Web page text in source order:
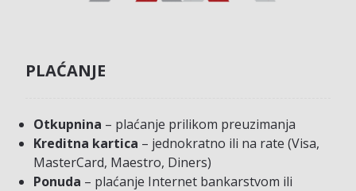
PLAĆANJE
Otkupnina – plaćanje prilikom preuzimanja
Kreditna kartica – jednokratno ili na rate (Visa,
MasterCard, Maestro, Diners)
Ponuda – plaćanje Internet bankarstvom ili